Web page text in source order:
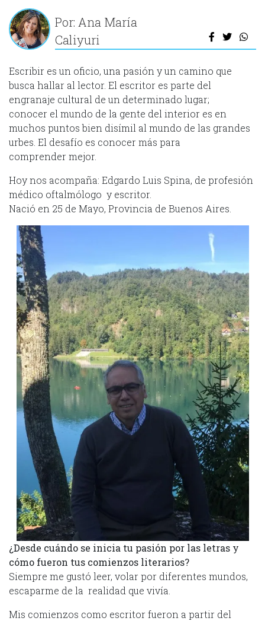
Por: Ana María
Caliyuri
Escribir es un oficio, una pasión y un camino que
busca hallar al lector. El escritor es parte del
engranaje cultural de un determinado lugar;
conocer el mundo de la gente del interior es en
muchos puntos bien disímil al mundo de las grandes
urbes. El desafío es conocer más para
comprender mejor.
Hoy nos acompaña: Edgardo Luis Spina, de profesión
médico oftalmólogo y escritor.
Nació en 25 de Mayo, Provincia de Buenos Aires.
¿Desde cuándo se inicia tu pasión por las letras y
cómo fueron tus comienzos literarios?
Siempre me gustó leer, volar por diferentes mundos,
escaparme de la realidad que vivía.
Mis comienzos como escritor fueron a partir del